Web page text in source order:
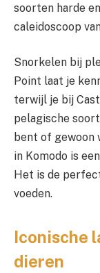
soorten harde
caleidoscoop
Snorkelen bij
Point laat je
terwijl je bij
pelagische
bent of gewoon
in Komodo is
Het is de
voeden.
Iconische
dieren